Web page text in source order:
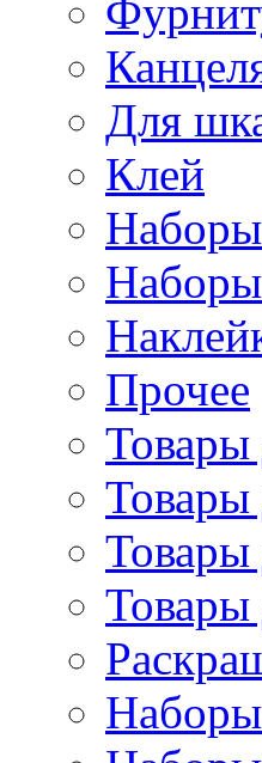
Для
Клей
Наборы
Наборы
Прочее
Товары
Товары
Товары
Товары
Наборы